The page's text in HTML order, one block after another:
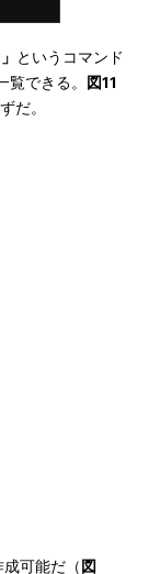
というコマンド
できる。
図11
だ。
可能だ（ 図